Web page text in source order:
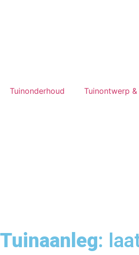
Tuinonderhoud Tuinontwerp
Tuinaanleg: